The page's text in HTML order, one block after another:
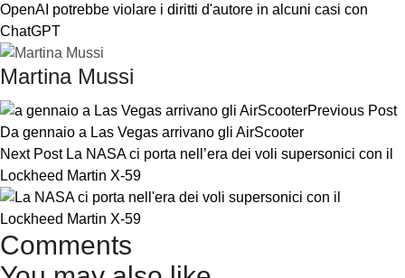
OpenAI potrebbe violare i diritti d'autore in alcuni casi con
ChatGPT
Martina Mussi
Previous Post
Da gennaio a Las Vegas arrivano gli AirScooter
Next Post La NASA ci porta nell’era dei voli supersonici con il
Lockheed Martin X-59
Comments